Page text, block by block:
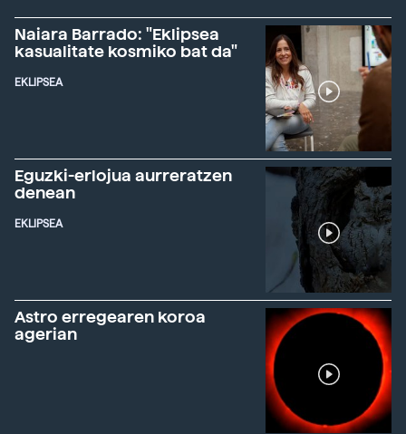
Naiara Barrado: "Eklipsea
kasualitate kosmiko bat da"
EKLIPSEA
Eguzki-erlojua aurreratzen
denean
EKLIPSEA
Astro erregearen koroa
agerian